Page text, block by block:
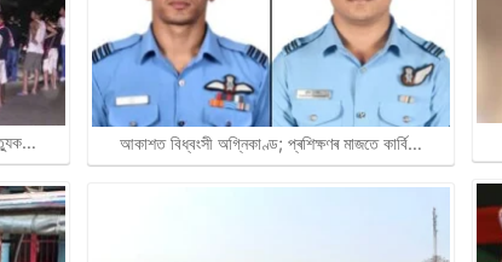
আকাশত বিধ্বংসী অগ্নিকাণ্ড; প্ৰশিক্ষণৰ মাজতে কাৰ্বি…